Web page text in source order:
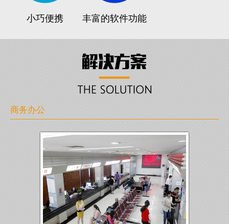
小巧便携 丰富的软件功能
商务办公